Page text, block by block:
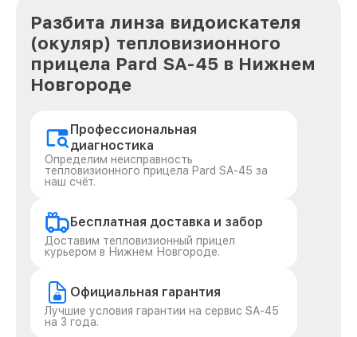
Разбита линза видоискателя
(окуляр) тепловизионного
прицела Pard SA-45 в Нижнем
Новгороде
Профессиональная
диагностика
Определим неисправность
тепловизионного прицела Pard SA-45 за
наш счёт.
Бесплатная доставка и забор
Доставим тепловизионный прицел
курьером в Нижнем Новгороде.
Официальная гарантия
Лучшие условия гарантии на сервис SA-45
на 3 года.